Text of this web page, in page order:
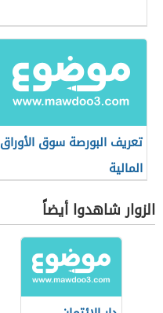
تعريف البورصة سوق الأوراق
المالية
الزوار شاهدوا أيضاً